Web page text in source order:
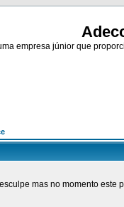
empresa júnior que
mas no momento este